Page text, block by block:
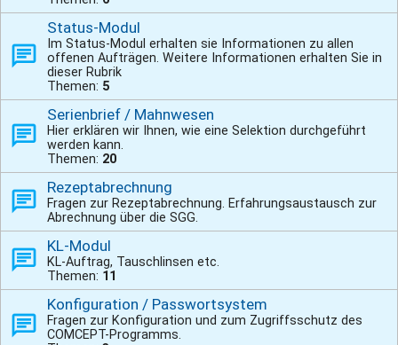
Status-Modul
Im Status-Modul erhalten sie Informationen zu allen
offenen Aufträgen. Weitere Informationen erhalten Sie in
dieser Rubrik
Themen: 5
Serienbrief / Mahnwesen
Hier erklären wir Ihnen, wie eine Selektion durchgeführt
werden kann.
Themen: 20
Rezeptabrechnung
Fragen zur Rezeptabrechnung. Erfahrungsaustausch zur
Abrechnung über die SGG.
KL-Modul
KL-Auftrag, Tauschlinsen etc.
Themen: 11
Konfiguration / Passwortsystem
Fragen zur Konfiguration und zum Zugriffsschutz des
COMCEPT-Programms.